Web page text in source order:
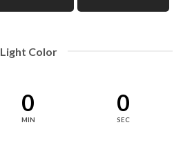
Light Color
0
MIN
0
SEC